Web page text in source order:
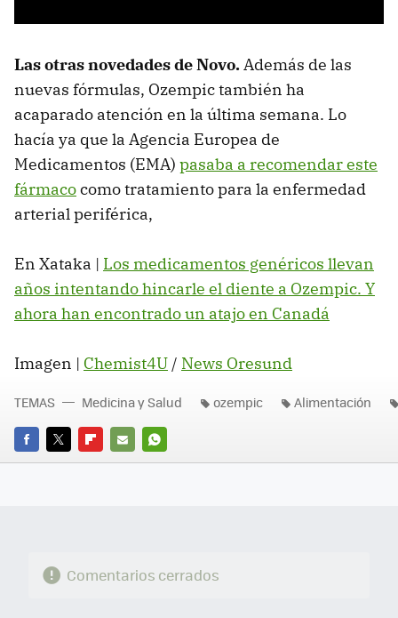
Las otras novedades de Novo.Además de las
nuevas fórmulas, Ozempic también ha
acaparado atención en la última semana. Lo
hacía ya que la Agencia Europea de
Medicamentos (EMA) pasaba a recomendar este
fármacocomo tratamiento para la enfermedad
arterial periférica,
En Xataka | Los medicamentos genéricos llevan
años intentando hincarle el diente a Ozempic. Y
ahora han encontrado un atajo en Canadá
Imagen | Chemist4U / News Oresund
FACEBOOK
TWITTERFLIPBOARD
E-
WHATSAPP
TEMAS Medicina y Salud ozempic Alimentación
Comentarios cerrados